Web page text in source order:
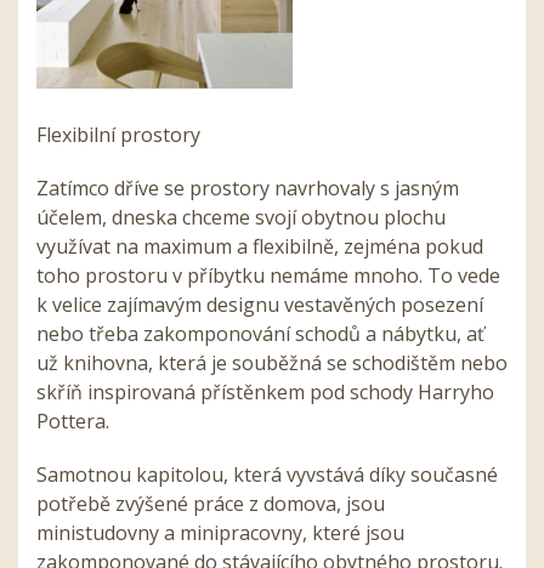
Flexibilní prostory
Zatímco dříve se prostory navrhovaly s jasným
účelem, dneska chceme svojí obytnou plochu
využívat na maximum a flexibilně, zejména pokud
toho prostoru v příbytku nemáme mnoho. To vede
k velice zajímavým designu vestavěných posezení
nebo třeba zakomponování schodů a nábytku, ať
už knihovna, která je souběžná se schodištěm nebo
skříň inspirovaná přístěnkem pod schody Harryho
Pottera.
Samotnou kapitolou, která vyvstává díky současné
potřebě zvýšené práce z domova, jsou
ministudovny a minipracovny, které jsou
zakomponované do stávajícího obytného prostoru.